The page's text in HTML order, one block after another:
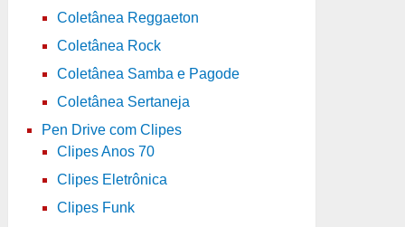
Coletânea Reggaeton
Coletânea Rock
Coletânea Samba e Pagode
Coletânea Sertaneja
Pen Drive com Clipes
Clipes Anos 70
Clipes Eletrônica
Clipes Funk